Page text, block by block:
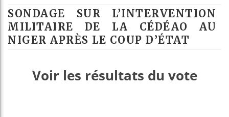
SONDAGE SUR L’INTERVENTION
MILITAIRE DE LA CÉDÉAO AU
NIGER APRÈS LE COUP D’ÉTAT
Voir les résultats du vote